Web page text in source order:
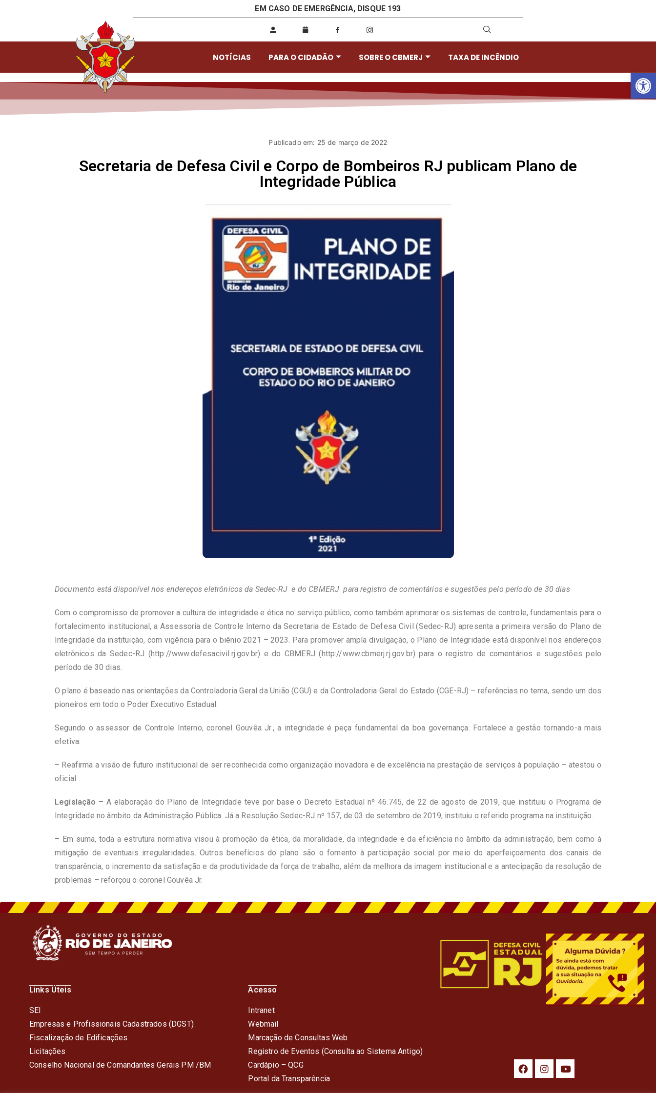
EM CASO DE EMERGÊNCIA, DISQUE 193
NOTÍCIAS PARA O CIDADÃO SOBRE O CBMERJ TAXA DE INCÊNDIO
Publicado em: 25 de março de 2022
Secretaria de Defesa Civil e Corpo de Bombeiros RJ publicam Plano de
Integridade Pública
Documento está disponível nos endereços eletrônicos da Sedec-RJ e do CBMERJ para registro de comentários e sugestões pelo período de 30 dias
Com o compromisso de promover a cultura de integridade e ética no serviço público, como também aprimorar os sistemas de controle, fundamentais para o
fortalecimento institucional, a Assessoria de Controle Interno da Secretaria de Estado de Defesa Civil (Sedec-RJ) apresenta a primeira versão do Plano de
Integridade da instituição, com vigência para o biênio 2021 – 2023. Para promover ampla divulgação, o Plano de Integridade está disponível nos endereços
eletrônicos da Sedec-RJ (http://www.defesacivil.rj.gov.br) e do CBMERJ (http://www.cbmerj.rj.gov.br) para o registro de comentários e sugestões pelo
período de 30 dias.
O plano é baseado nas orientações da Controladoria Geral da União (CGU) e da Controladoria Geral do Estado (CGE-RJ) – referências no tema, sendo um dos
pioneiros em todo o Poder Executivo Estadual.
Segundo o assessor de Controle Interno, coronel Gouvêa Jr., a integridade é peça fundamental da boa governança. Fortalece a gestão tornando-a mais
efetiva.
– Reafirma a visão de futuro institucional de ser reconhecida como organização inovadora e de excelência na prestação de serviços à população – atestou o
oficial.
Legislação – A elaboração do Plano de Integridade teve por base o Decreto Estadual nº 46.745, de 22 de agosto de 2019, que instituiu o Programa de
Integridade no âmbito da Administração Pública. Já a Resolução Sedec-RJ nº 157, de 03 de setembro de 2019, instituiu o referido programa na instituição.
– Em suma, toda a estrutura normativa visou à promoção da ética, da moralidade, da integridade e da eficiência no âmbito da administração, bem como à
mitigação de eventuais irregularidades. Outros benefícios do plano são o fomento à participação social por meio do aperfeiçoamento dos canais de
transparência, o incremento da satisfação e da produtividade da força de trabalho, além da melhora da imagem institucional e a antecipação da resolução de
problemas – reforçou o coronel Gouvêa Jr.
Links Úteis
SEI
Empresas e Profissionais Cadastrados (DGST)
Fiscalização de Edificações
Licitações
Conselho Nacional de Comandantes Gerais PM /BM
Acesso
Intranet
Webmail
Marcação de Consultas Web
Registro de Eventos (Consulta ao Sistema Antigo)
Cardápio – QCG
Portal da Transparência